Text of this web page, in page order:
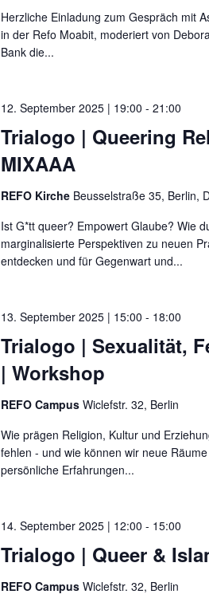
Herzliche Einladung zum Gespräch mit
in der Refo Moabit, moderiert von
Bank die...
Trialogo | Queering
MIXAAA
12. September 2025 | 19:00 - 21:00
REFO Kirche Beusselstraße 35, Berlin,
Ist G*tt queer? Empowert Glaube? Wie
marginalisierte Perspektiven zu neuen
entdecken und für Gegenwart und...
Trialogo | Sexualität,
| Workshop
13. September 2025 | 15:00 - 18:00
REFO Campus Wiclefstr. 32, Berlin
Wie prägen Religion, Kultur und
fehlen - und wie können wir neue
persönliche Erfahrungen...
Trialogo | Queer &
14. September 2025 | 12:00 - 15:00
REFO Campus Wiclefstr. 32, Berlin